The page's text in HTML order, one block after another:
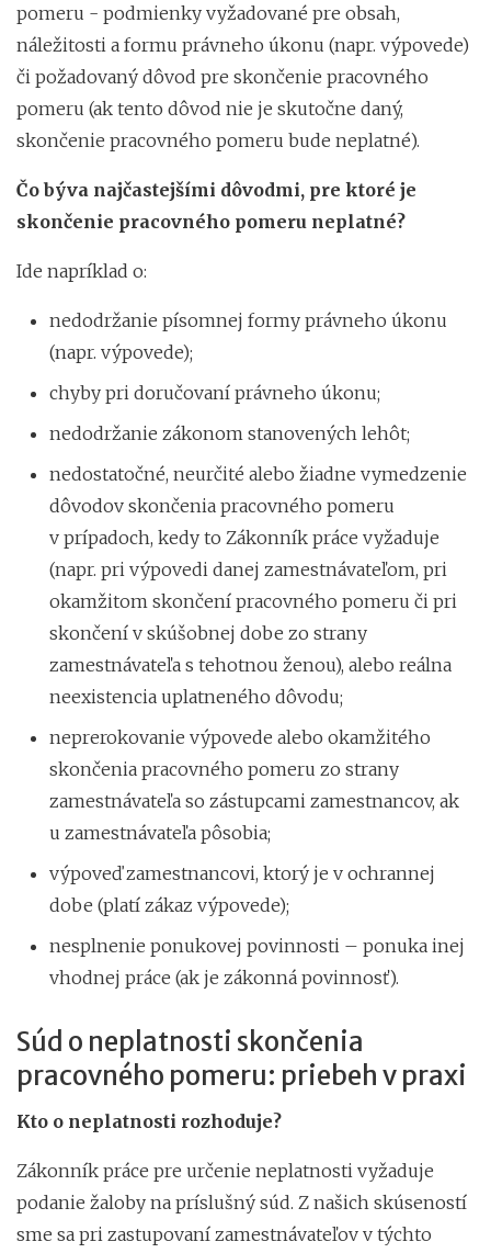
pomeru - podmienky vyžadované pre obsah,
náležitosti a formu právneho úkonu (napr. výpovede)
či požadovaný dôvod pre skončenie pracovného
pomeru (ak tento dôvod nie je skutočne daný,
skončenie pracovného pomeru bude neplatné).
Čo býva najčastejšími dôvodmi, pre ktoré je
skončenie pracovného pomeru neplatné?
Ide napríklad o:
nedodržanie písomnej formy právneho úkonu
(napr. výpovede);
chyby pri doručovaní právneho úkonu;
nedodržanie zákonom stanovených lehôt;
nedostatočné, neurčité alebo žiadne vymedzenie
dôvodov skončenia pracovného pomeru
v prípadoch, kedy to Zákonník práce vyžaduje
(napr. pri výpovedi danej zamestnávateľom, pri
okamžitom skončení pracovného pomeru či pri
skončení v skúšobnej dobe zo strany
zamestnávateľa s tehotnou ženou), alebo reálna
neexistencia uplatneného dôvodu;
neprerokovanie výpovede alebo okamžitého
skončenia pracovného pomeru zo strany
zamestnávateľa so zástupcami zamestnancov, ak
u zamestnávateľa pôsobia;
výpoveď zamestnancovi, ktorý je v ochrannej
dobe (platí zákaz výpovede);
nesplnenie ponukovej povinnosti – ponuka inej
vhodnej práce (ak je zákonná povinnosť).
Súd o neplatnosti skončenia
pracovného pomeru: priebeh v praxi
Kto o neplatnosti rozhoduje?
Zákonník práce pre určenie neplatnosti vyžaduje
podanie žaloby na príslušný súd. Z našich skúseností
sme sa pri zastupovaní zamestnávateľov v týchto